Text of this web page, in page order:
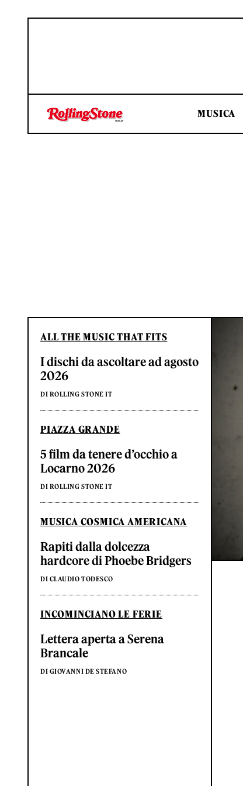
MUSICA
ALL THE MUSIC THAT FITS
I dischi da ascoltare ad agosto
2026
DI ROLLING STONE IT
PIAZZA GRANDE
5 film da tenere d’occhio a
Locarno 2026
DI ROLLING STONE IT
MUSICA COSMICA AMERICANA
Rapiti dalla dolcezza
hardcore di Phoebe Bridgers
DI CLAUDIO TODESCO
INCOMINCIANO LE FERIE
Lettera aperta a Serena
Brancale
DI GIOVANNI DE STEFANO